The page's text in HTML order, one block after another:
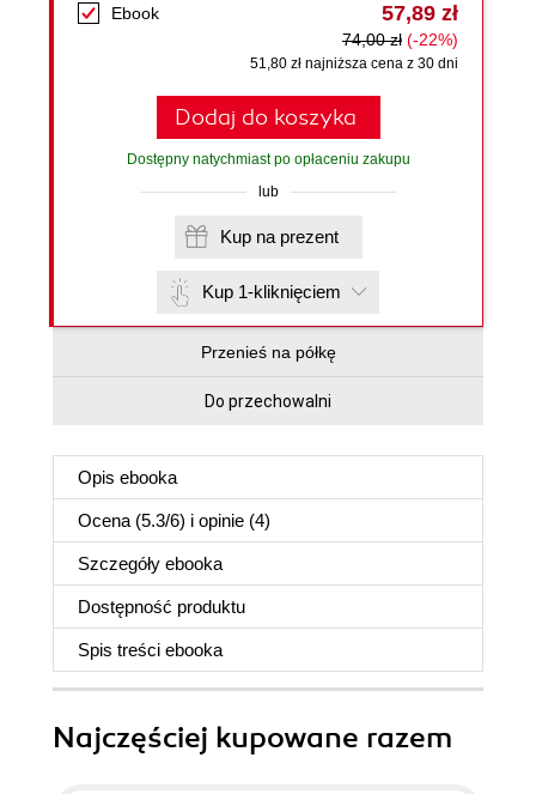
Ebook 57,89 zł
74,00 zł (-22%)
51,80 zł najniższa cena z 30 dni
Dodaj do koszyka
Dostępny natychmiast po opłaceniu zakupu
lub
Kup na prezent
Kup 1-kliknięciem
Przenieś na półkę
Do przechowalni
Opis ebooka
Ocena (5.3/6) i opinie (4)
Szczegóły ebooka
Dostępność produktu
Spis treści ebooka
Najczęściej kupowane razem